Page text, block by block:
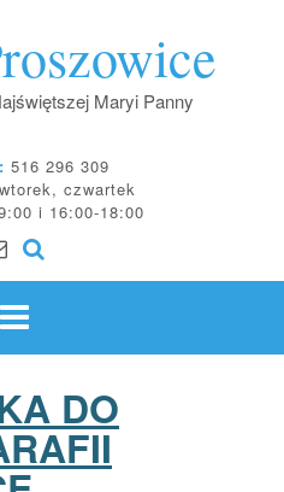
Maryi Panny
516 296 309
wtorek, czwartek
i 16:00-18:00
DO